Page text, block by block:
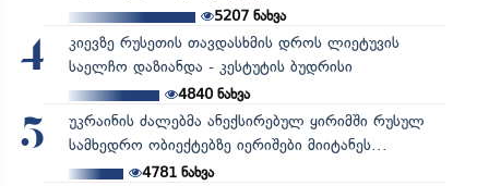
5207ნახვა
4
კიევზე რუსეთის თავდასხმის დროს ლიეტუვის
საელჩო დაზიანდა - კესტუტის ბუდრისი
4840ნახვა
5
უკრაინის ძალებმა ანექსირებულ ყირიმში რუსულ
სამხედრო ობიექტებზე იერიშები მიიტანეს...
4781ნახვა